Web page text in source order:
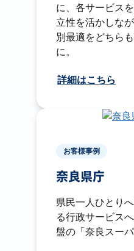
に、各サービス
立性を活かしな
別最適をどちら
に。
詳細はこちら
お客様事例
奈良県庁
県民一人ひとり
る行政サービス
盤の「奈良スーパ